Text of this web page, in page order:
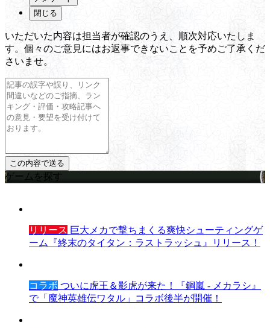
閉じる
いただいた内容は担当者が確認のうえ、順次対応いたしま
す。個々のご意見にはお返事できないことを予めご了承くだ
さいませ。
ゲームを探す
リリース 巨大メカで撃ちまくる爽快シューティングゲ
ーム『終末のタイタン：ラストラッシュ』リリース！
コラボ ついに虎王＆影虎が来た！『鋼嵐 - メカラシ』
で「魔神英雄伝ワタル」コラボ後半が開催！